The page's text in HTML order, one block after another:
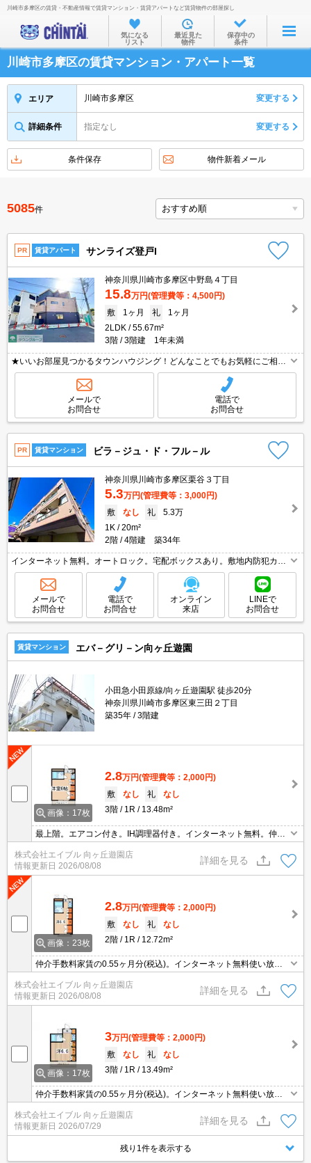
お部屋を探す
沿線・駅から
住所から
物件特集から
不動産会社から
TOP
川崎市多摩区の賃貸・不動産情報で賃貸マンション・賃貸アパートなど賃貸物件の部屋探し
気になる
リスト
最近見た
物件
保存中の
条件
川崎市多摩区の賃貸マンション・アパート一覧
エリア 川崎市多摩区 変更する
詳細条件 指定なし 変更する
条件保存 物件新着メール
5085件
PR 賃貸アパート サンライズ登戸I
神奈川県川崎市多摩区中野島４丁目
15.8万円(管理費等：4,500円)
敷
1ヶ月 礼
1ヶ月
2LDK
55.67m²
3階
3階建 1年未満
★いいお部屋見つかるタウンハウジング！どんなことでもお気軽にご相談
ください♪★
メールで
お問合せ
電話で
お問合せ
PR 賃貸マンション ビラ－ジュ・ド・フル－ル
神奈川県川崎市多摩区栗谷３丁目
5.3万円(管理費等：3,000円)
敷
なし 礼
5.3万
1K
20m²
2階
4階建 築34年
インターネット無料。オートロック。宅配ボックスあり。敷地内防犯カメ
ラ設置。都市ガス使用。TVインターホン付き。明治大学へ915m。退去
時、ルームクリーニング料金38,500円。女性限定。
メールで
お問合せ
電話で
お問合せ
オンライン
来店
LINEで
お問合せ
賃貸マンション エバ－グリ－ン向ヶ丘遊園
小田急小田原線/向ヶ丘遊園駅 徒歩20分
神奈川県川崎市多摩区東三田２丁目
築35年
3階建
画像：17枚
2.8万円(管理費等：2,000円)
敷
なし 礼
なし
3階
1R 13.48m²
最上階。エアコン付き。IH調理器付き。インターネット無料。仲介
手数料家賃の0.55ヵ月分(税込)。学生さんにオススメ。明治大学へ1,
120m。
株式会社エイブル 向ヶ丘遊園店
情報更新日 2026/08/08
詳細を見る
画像：23枚
2.8万円(管理費等：2,000円)
敷
なし 礼
なし
2階
1R 12.72m²
仲介手数料家賃の0.55ヶ月分(税込)。インターネット無料使い放
題。エアコン1基付き。
株式会社エイブル 向ヶ丘遊園店
情報更新日 2026/08/08
詳細を見る
画像：17枚
3万円(管理費等：2,000円)
敷
なし 礼
なし
3階
1R 13.49m²
仲介手数料家賃の0.55ヶ月分(税込)。インターネット無料使い放
題。保証会社加入要(初回、賃料の50%、更新保証料13,000円)。
株式会社エイブル 向ヶ丘遊園店
情報更新日 2026/07/29
詳細を見る
残り1件を表示する